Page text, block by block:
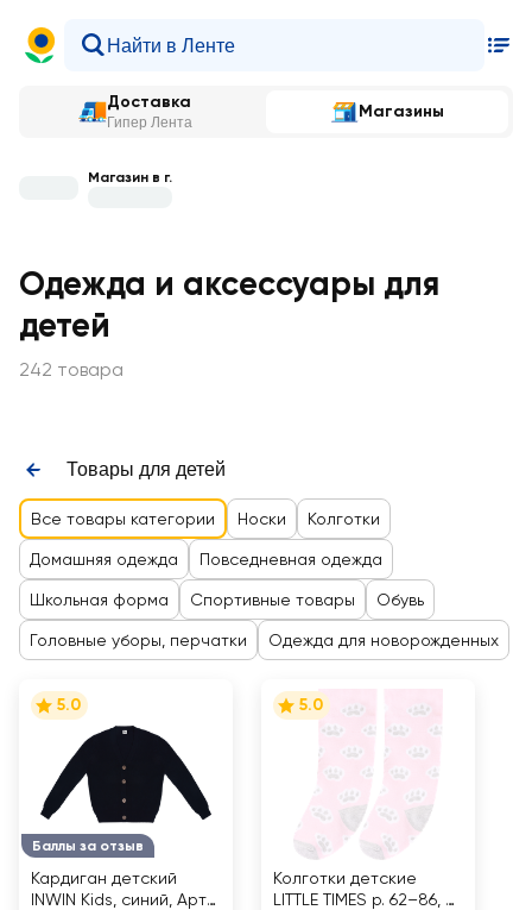
Доставка
Гипер Лента
Магазины
Магазин в г.
Одежда и аксессуары для
детей
242 товара
Товары для детей
Все товары категории Носки Колготки
Домашняя одежда Повседневная одежда
Школьная форма Спортивные товары Обувь
Головные уборы, перчатки Одежда для новорожденных
Баллы за отзыв
5.0
Кардиган детский
INWIN Kids, синий, Арт.
5.0
Колготки детские
LITTLE TIMES р. 62–86, с